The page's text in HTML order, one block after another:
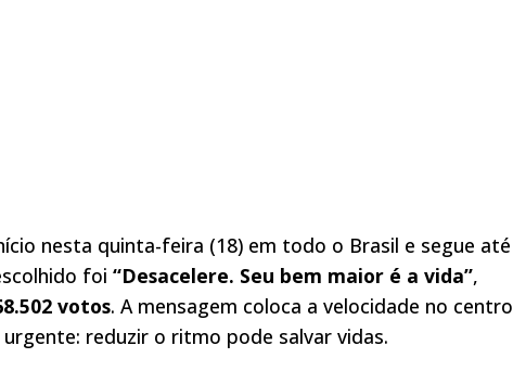
nesta quinta-feira (18) em todo o Brasil e segue até
foi “Desacelere. Seu bem maior é a vida”,
votos. A mensagem coloca a velocidade no centro
reduzir o ritmo pode salvar vidas.